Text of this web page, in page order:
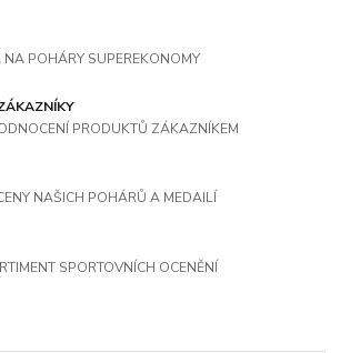
NA POHÁRY SUPEREKONOMY
PRODUKTŮ ZÁKAZNÍKEM
NAŠICH POHÁRŮ A MEDAILÍ
SPORTOVNÍCH OCENĚNÍ